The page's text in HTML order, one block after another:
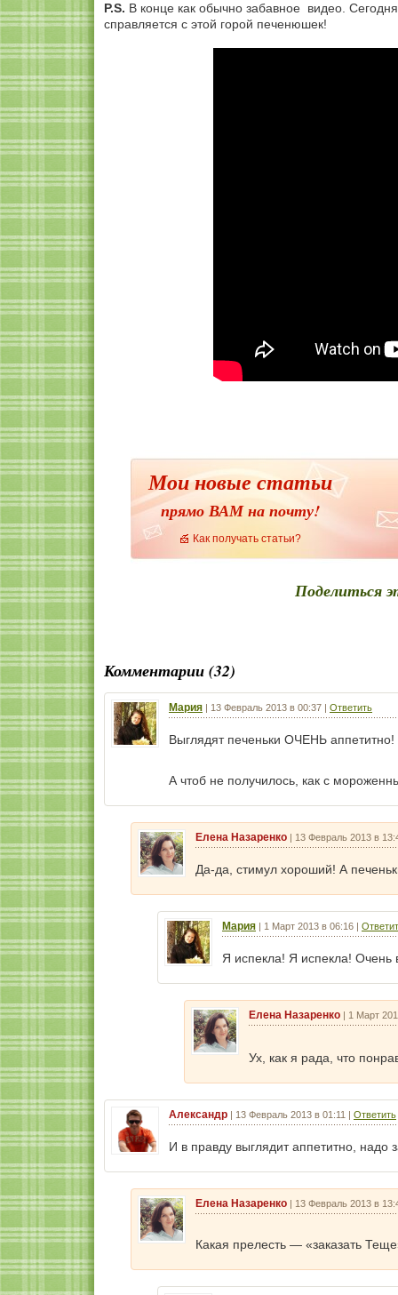
P.S. В конце как обычно забавное видео.
справляется с этой горой печенюшек!
Мои новые статьи
прямо ВАМ на почту!
Как получать статьи?
Поделиться
Комментарии (32)
Мария 13 Февраль 2013 в 00:37 Ответить
Выглядят печеньки ОЧЕНЬ
А чтоб не получилось, как с
Елена Назаренко 13 Февраль 2013 в
Да-да, стимул хороший! А
Мария 1 Март 2013 в 06:16
Я испекла! Я испекла! Очень
Елена Назаренко 1 Март
Ух, как я рада, что
Александр 13 Февраль 2013 в 01:11 Ответить
И в правду выглядит аппетитно, надо
Елена Назаренко 13 Февраль 2013 в
Какая прелесть — «заказать